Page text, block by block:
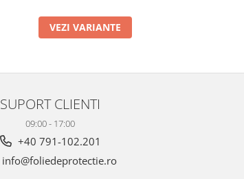
VEZI VARIANTE
SUPORT CLIENTI
09:00 - 17:00
+40 791-102.201
info@foliedeprotectie.ro